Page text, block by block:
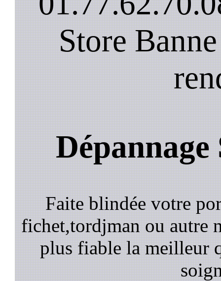
Store
Faite blindée votre
fichet,tordjman ou autre
plus fiable la meilleur